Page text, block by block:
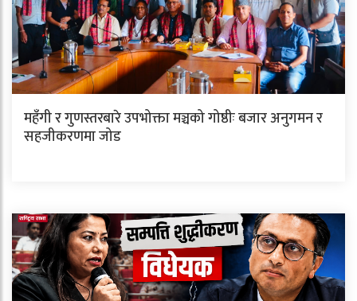
महँगी र गुणस्तरबारे उपभोक्ता मञ्चको गोष्ठीः बजार अनुगमन र
सहजीकरणमा जोड